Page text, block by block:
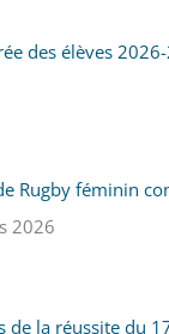
des élèves
Rugby féminin
2026
de la réussite du